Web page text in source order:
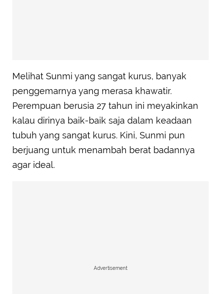
Melihat Sunmi yang sangat kurus, banyak
penggemarnya yang merasa khawatir.
Perempuan berusia 27 tahun ini meyakinkan
kalau dirinya baik-baik saja dalam keadaan
tubuh yang sangat kurus. Kini, Sunmi pun
berjuang untuk menambah berat badannya
agar ideal.
Advertisement